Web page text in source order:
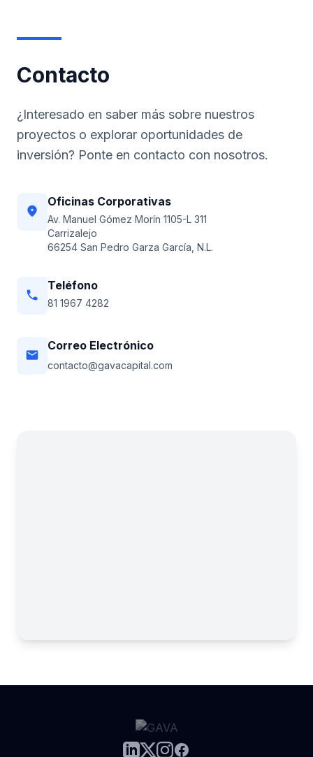
Contacto
¿Interesado en saber más sobre nuestros
proyectos o explorar oportunidades de
inversión? Ponte en contacto con nosotros.
location_on
Oficinas Corporativas
Av. Manuel Gómez Morín 1105-L 311
Carrizalejo
66254 San Pedro Garza García, N.L.
phone
Teléfono
81 1967 4282
email
Correo Electrónico
contacto@gavacapital.com